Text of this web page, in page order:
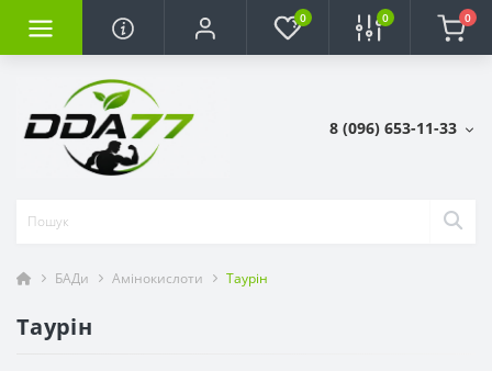
0 0 0
8 (096) 653-11-33
БАДи Амінокислоти Таурін
Таурін